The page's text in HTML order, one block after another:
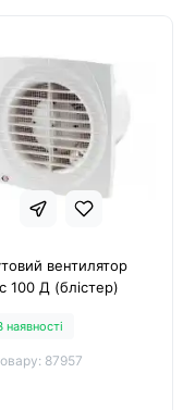
вентилятор
100 Д (блістер)
наявності
87957